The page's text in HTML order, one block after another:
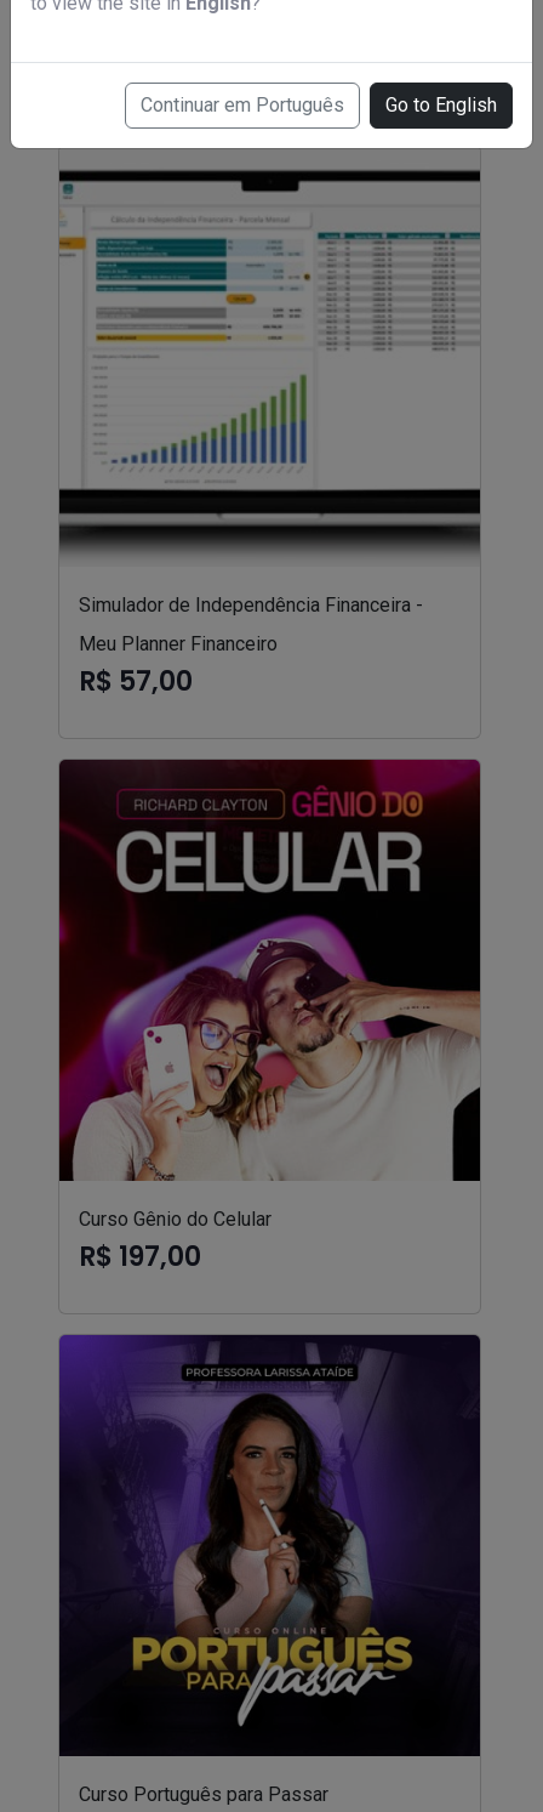
Continuar em Português Go to English
R$ 497,00
Simulador de Independência Financeira -
Meu Planner Financeiro
R$ 57,00
Curso Gênio do Celular
R$ 197,00
Curso Português para Passar